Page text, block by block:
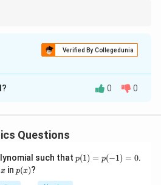
आपस में जुड़े।
Verified By Collegedunia
isA
and Functions) के अंतर्गत
की जांच पर आधारित है।
संबंध
0 0
Questions
such that p
(1)
p(1) = p(−1) = 0.
x
x in p
(x)
p(x)?